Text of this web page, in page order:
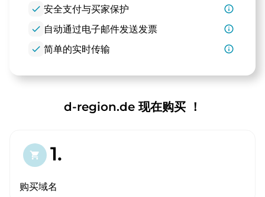
check 安全支付与买家保护
info_outline
check 自动通过电子邮件发送发票
info_outline
check 简单的实时传输 info_outline
d-region.de 现在购买 ！
shopping_cart 1.
购买域名